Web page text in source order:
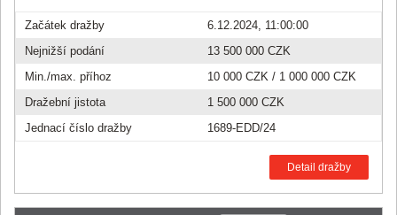
Začátek dražby
6.12.2024, 11:00:00
Nejnižší podání
13 500 000 CZK
Min./max. příhoz
10 000 CZK / 1 000 000 CZK
Dražební jistota
1 500 000 CZK
Jednací číslo dražby
1689-EDD/24
Detail dražby